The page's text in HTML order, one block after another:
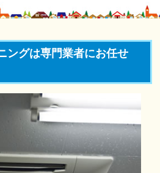
ングは専門業者にお任せ